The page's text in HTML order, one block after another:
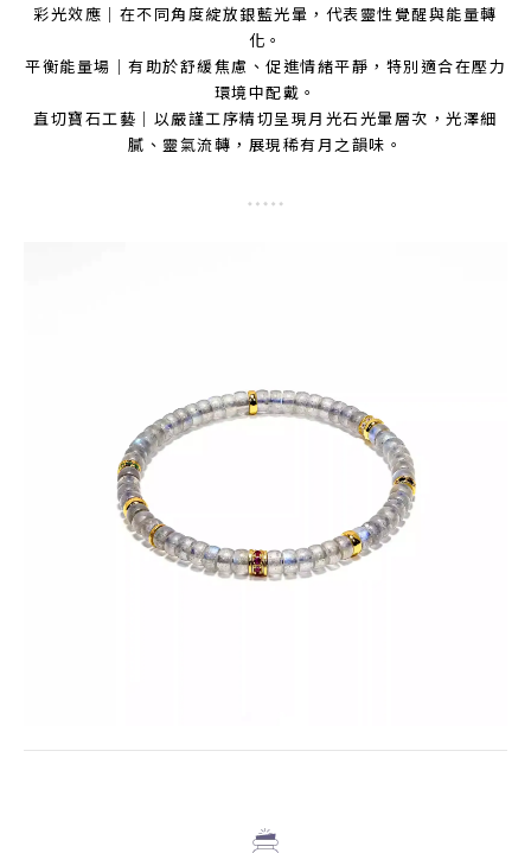
彩光效應｜在不同角度綻放銀藍光暈，代表靈性覺醒與能量轉
化。
平衡能量場｜有助於舒緩焦慮、促進情緒平靜，特別適合在壓力
環境中配戴。
直切寶石工藝｜以嚴謹工序精切呈現月光石光暈層次，光澤細
膩、靈氣流轉，展現稀有月之韻味。